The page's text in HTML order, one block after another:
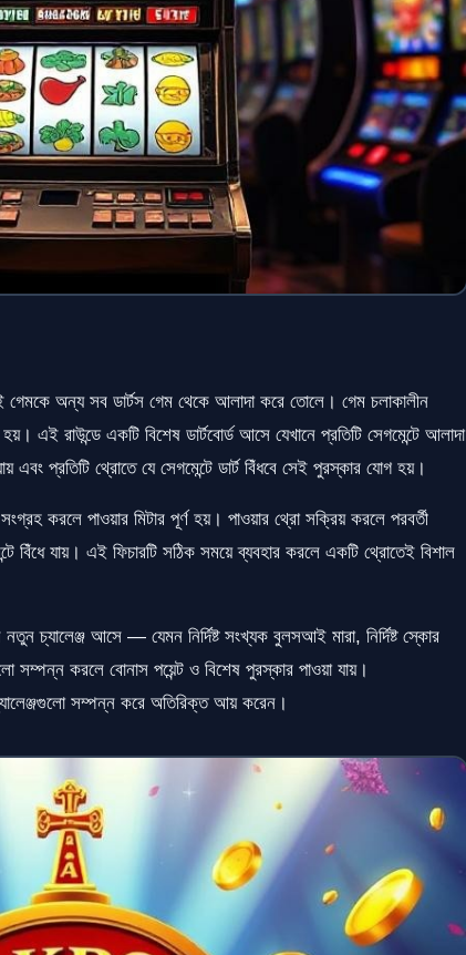
গেমকে অন্য সব ডার্টস গেম থেকে আলাদা করে তোলে। গেম চলাকালীন
এই রাউন্ডে একটি বিশেষ ডার্টবোর্ড আসে যেখানে প্রতিটি সেগমেন্টে আলাদা
প্রতিটি থ্রোতে যে সেগমেন্টে ডার্ট বিঁধবে সেই পুরস্কার যোগ হয়।
করলে পাওয়ার মিটার পূর্ণ হয়। পাওয়ার থ্রো সক্রিয় করলে পরবর্তী
বিঁধে যায়। এই ফিচারটি সঠিক সময়ে ব্যবহার করলে একটি থ্রোতেই বিশাল
চ্যালেঞ্জ আসে — যেমন নির্দিষ্ট সংখ্যক বুলসআই মারা, নির্দিষ্ট স্কোর
সম্পন্ন করলে বোনাস পয়েন্ট ও বিশেষ পুরস্কার পাওয়া যায়।
সম্পন্ন করে অতিরিক্ত আয় করেন।